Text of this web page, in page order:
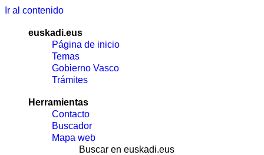
Ir al contenido
euskadi.eus
Página de inicio
Temas
Gobierno Vasco
Trámites
Herramientas
Contacto
Buscador
Mapa web
Buscar en euskadi.eus